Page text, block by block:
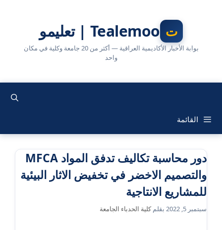
Tealemoo | تعليمو
بوابة الأخبار الأكاديمية العراقية — أكثر من 20 جامعة وكلية في مكان
واحد
القائمة
دور محاسبة تكاليف تدفق المواد MFCA
والتصميم الاخضر في تخفيض الاثار البيئية
للمشاريع الانتاجية
سبتمبر 5, 2022 بقلمكلية الحدباء الجامعة